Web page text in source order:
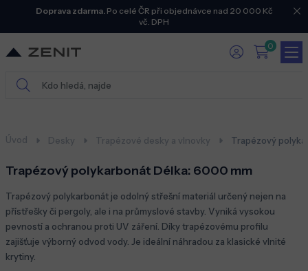
Doprava zdarma.Po celé ČR při objednávce nad 20 000 Kč
vč. DPH
0
Úvod Desky Trapézové desky a vlnovky Trapézový
Trapézový polykarbonát Délka: 6000 mm
Trapézový polykarbonát je odolný střešní materiál určený nejen na
přístřeškyči pergoly, ale i na průmyslové stavby. Vyniká vysokou
pevností a ochranou proti UV záření. Díky trapézovému profilu
zajišťuje výborný odvod vody. Je ideální náhradou za klasické vlnité
krytiny.